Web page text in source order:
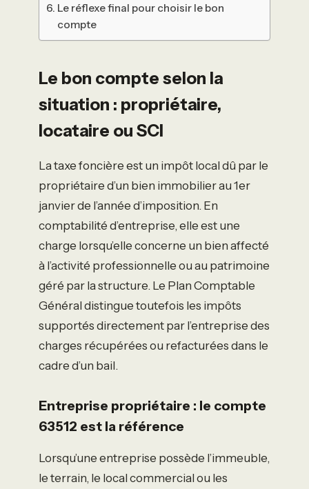
Le réflexe final pour choisir le bon
compte
Le bon compte selon la
situation : propriétaire,
locataire ou SCI
La taxe foncière est un impôt local dû par le
propriétaire d’un bien immobilier au 1er
janvier de l’année d’imposition. En
comptabilité d’entreprise, elle est une
charge lorsqu’elle concerne un bien affecté
à l’activité professionnelle ou au patrimoine
géré par la structure. Le Plan Comptable
Général distingue toutefois les impôts
supportés directement par l’entreprise des
charges récupérées ou refacturées dans le
cadre d’un bail.
Entreprise propriétaire : le compte
63512 est la référence
Lorsqu’une entreprise possède l’immeuble,
le terrain, le local commercial ou les